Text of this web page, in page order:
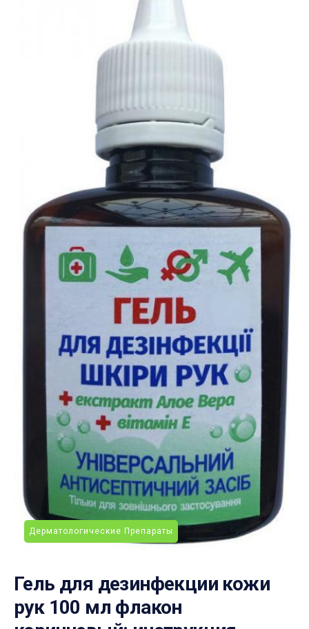
Дерматологические Препараты
Гель для дезинфекции кожи
рук 100 мл флакон